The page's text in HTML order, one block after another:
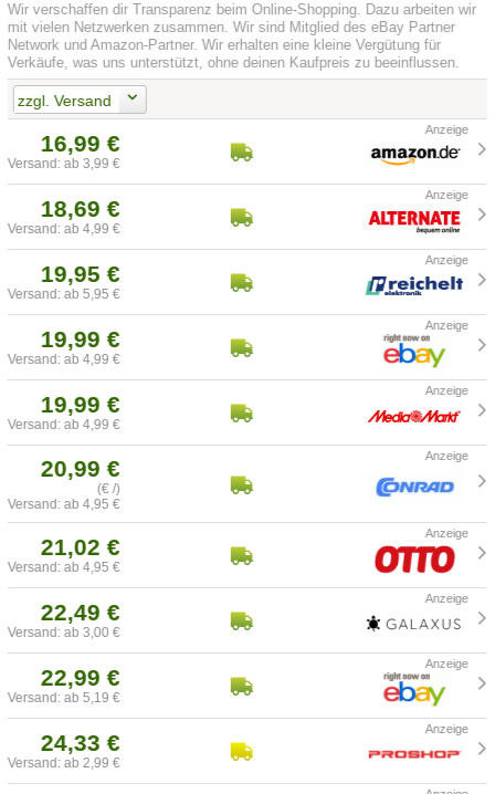
Wir verschaffen dir Transparenz beim Online-Shopping. Dazu arbeiten wir
mit vielen Netzwerken zusammen. Wir sind Mitglied des eBay Partner
Network und Amazon-Partner. Wir erhalten eine kleine Vergütung für
Verkäufe, was uns unterstützt, ohne deinen Kaufpreis zu beeinflussen.
zzgl. Versand
16,99 €
Versand: ab 3,99 €
18,69 €
Versand: ab 4,99 €
19,95 €
Versand: ab 5,95 €
19,99 €
Versand: ab 4,99 €
19,99 €
Versand: ab 4,99 €
20,99 €
(€ /)
Versand: ab 4,95 €
21,02 €
Versand: ab 4,95 €
22,49 €
Versand: ab 3,00 €
22,99 €
Versand: ab 5,19 €
24,33 €
Versand: ab 2,99 €